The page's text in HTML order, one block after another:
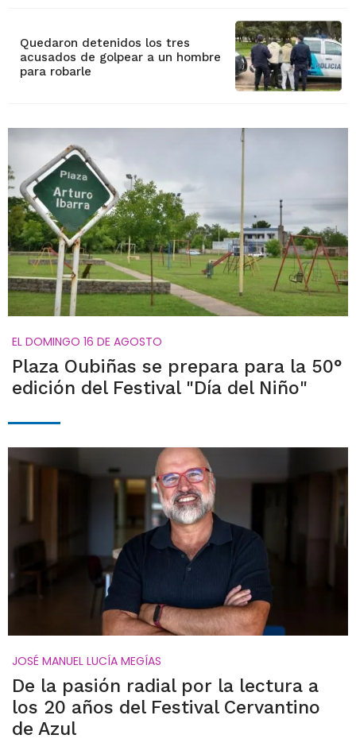
Quedaron detenidos los tres
acusados de golpear a un hombre
para robarle
EL DOMINGO 16 DE AGOSTO
Plaza Oubiñas se prepara para la 50°
edición del Festival "Día del Niño"
JOSÉ MANUEL LUCÍA MEGÍAS
De la pasión radial por la lectura a
los 20 años del Festival Cervantino
de Azul